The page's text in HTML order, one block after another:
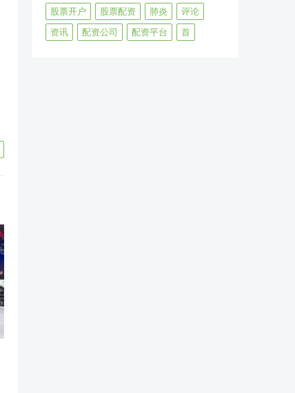
股票开户
股票配资 肺炎
评论
资讯
配资公司 配资平台 首